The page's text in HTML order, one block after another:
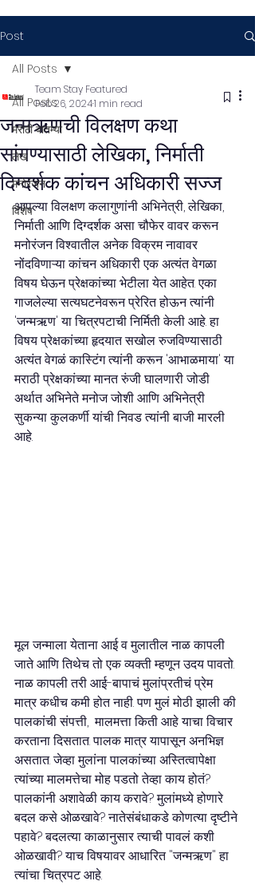
Post
All Posts
मराठी बातम्या
लेख
मनोरंजन
विशेष
All Posts
जन्मऋणची विलक्षण कथा
सांगण्यासाठी लेखिका, निर्माती
दिग्दर्शक कांचन अधिकारी सज्ज
Team Stay Featured
Feb 26, 20241 min read
आपल्या विलक्षण कलागुणांनी अभिनेत्री, लेखिका,
निर्माती आणि दिग्दर्शक असा चौफेर वावर करून
मनोरंजन विश्वातील अनेक विक्रम नावावर
नोंदविणाऱ्या कांचन अधिकारी एक अत्यंत वेगळा
विषय घेऊन प्रेक्षकांच्या भेटीला येत आहेत. एका
गाजलेल्या सत्यघटनेवरून प्रेरित होऊन त्यांनी
'जन्मऋण' या चित्रपटाची निर्मिती केली आहे. हा
विषय प्रेक्षकांच्या हृदयात सखोल रुजविण्यासाठी
अत्यंत वेगळं कास्टिंग त्यांनी करून 'आभाळमाया' या
मराठी प्रेक्षकांच्या मानत रुंजी घालणारी जोडी
अर्थात अभिनेते मनोज जोशी आणि अभिनेत्री
सुकन्या कुलकर्णी यांची निवड त्यांनी बाजी मारली
आहे.
मूल जन्माला येताना आई व मुलातील नाळ कापली
जाते आणि तिथेच तो एक व्यक्ती म्हणून उदय पावतो.
नाळ कापली तरी आई-बापाचं मुलांप्रतीचं प्रेम
मात्र कधीच कमी होत नाही. पण मुलं मोठी झाली की
पालकांची संपत्ती,  मालमत्ता किती आहे याचा विचार
करताना दिसतात. पालक मात्र यापासून अनभिज्ञ
असतात. जेव्हा मुलांना पालकांच्या अस्तित्वापेक्षा
त्यांच्या मालमत्तेचा मोह पडतो तेव्हा काय होतं?
पालकांनी अशावेळी काय करावे? मुलांमध्ये होणारे
बदल कसे ओळखावे? नातेसंबंधाकडे कोणत्या दृष्टीने
पहावे? बदलत्या काळानुसार त्याची पावलं कशी
ओळखावी? याच विषयावर आधारित "जन्मऋण" हा
त्यांचा चित्रपट आहे.